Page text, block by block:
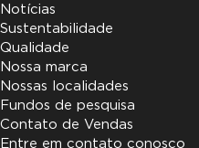
Notícias
Sustentabilidade
Qualidade
Nossa marca
Nossas localidades
Fundos de pesquisa
Contato de Vendas
Entre em contato conosco